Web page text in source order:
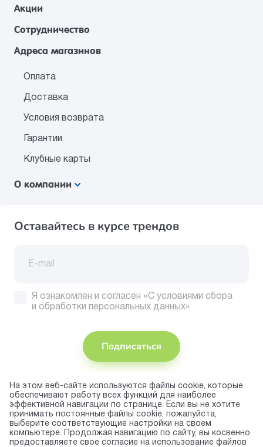
На этом веб-сайте используются файлы cookie, которые
обеспечивают работу всех функций для наиболее
эффективной навигации по странице. Если вы не хотите
принимать постоянные файлы cookie, пожалуйста,
выберите соответствующие настройки на своем
компьютере. Продолжая навигацию по сайту, вы косвенно
предоставляете свое согласие на использование файлов
Акции
Сотрудничество
Адреса магазинов
Оплата
Доставка
Условия возврата
Гарантии
Клубные карты
О компании
Оставайтесь в курсе трендов
Я ознакомлен и согласен «С условиями сбора
и обработки персональных данных»
Подписаться
Присоединяйтесь
Принимаем
к оплате